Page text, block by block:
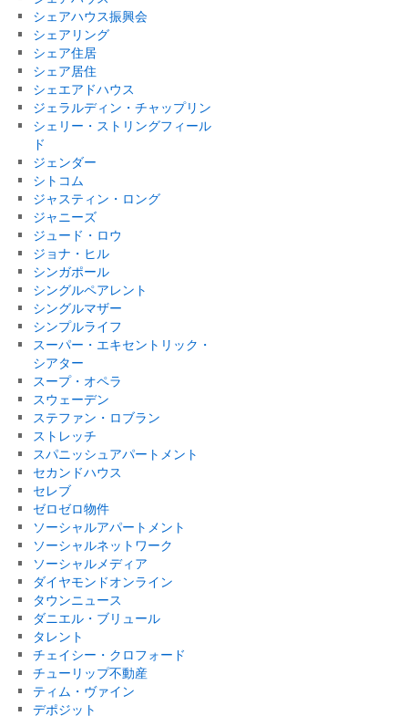
シェアハウス振興会
シェアリング
シェア住居
シェア居住
シェエアドハウス
ジェラルディン・チャップリン
シェリー・ストリングフィール
ド
ジェンダー
シトコム
ジャスティン・ロング
ジャニーズ
ジュード・ロウ
ジョナ・ヒル
シンガポール
シングルペアレント
シングルマザー
シンプルライフ
スーパー・エキセントリック・
シアター
スープ・オペラ
スウェーデン
ステファン・ロブラン
ストレッチ
スパニッシュアパートメント
セカンドハウス
セレブ
ゼロゼロ物件
ソーシャルアパートメント
ソーシャルネットワーク
ソーシャルメディア
ダイヤモンドオンライン
タウンニュース
ダニエル・ブリュール
タレント
チェイシー・クロフォード
チューリップ不動産
ティム・ヴァイン
デポジット